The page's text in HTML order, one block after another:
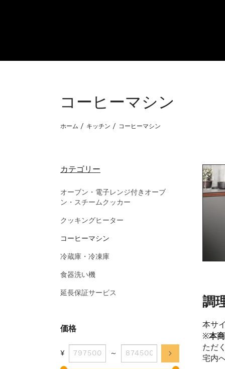
コーヒーマシン
ホーム キッチン コーヒーマシン
調
本サ
※本商
ただ
宅内
カテゴリー
オーブン・電子レンジ付きオーブ
ン・スチームクッカー
クッキングヒーター
コーヒーマシン
冷蔵庫・冷凍庫
食器洗い機
延長保証サービス
価格
¥ ～